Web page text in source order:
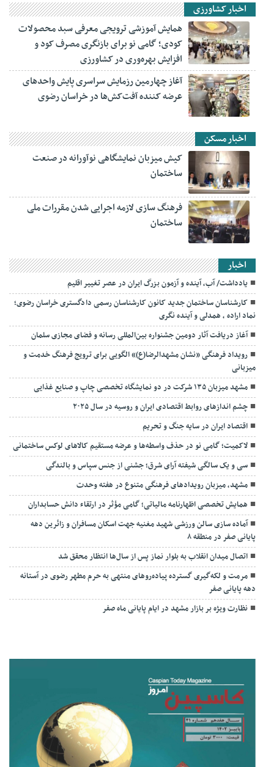
اخبار کشاورزی
همایش آموزشی ترویجی معرفی سبد محصولات
کودی؛ گامی نو برای بازنگری مصرف کود و
افزایش بهره‌وری در کشاورزی
آغاز چهارمین رزمایش سراسری پایش واحدهای
عرضه کننده آفت‌کش‌ها در خراسان رضوی
اخبار مسکن
کیش میزبان نمایشگاهی نوآورانه در صنعت
ساختمان
فرهنگ سازی لازمه اجرایی شدن مقررات ملی
ساختمان
اخبار
یادداشت/ آب، آینده و آزمون بزرگ ایران در عصر تغییر اقلیم
کارشناسان ساختمان جدید کانون کارشناسان رسمی دادگستری خراسان رضوی؛
نماد اراده ، همدلی و آینده نگری
آغاز دریافت آثار دومین جشنواره بین‌المللی رسانه و فضای مجازی سلمان
رویداد فرهنگی «نشان مشهدالرضا(ع)» الگویی برای ترویج فرهنگ خدمت و
میزبانی
مشهد میزبان ۱۳۵ شرکت در دو نمایشگاه تخصصی چاپ و صنایع غذایی
چشم اندازهای روابط اقتصادی ایران و روسیه در سال ۲۰۲۵
اقتصاد ایران در سایه جنگ و تحریم
لاکمیت؛ گامی نو در حذف واسطه‌ها و عرضه مستقیم کالاهای لوکس ساختمانی
سی و یک سالگی شیفته آرای شرق؛ جشنی از جنس سپاس و بالندگی
مشهد، میزبان رویدادهای فرهنگی متنوع در هفته وحدت
همایش تخصصی اظهارنامه مالیاتی؛ گامی مؤثر در ارتقاء دانش حسابداران
آماده سازی سالن ورزشی شهید مغنیه جهت اسکان مسافران و زائرین دهه
پایانی صفر در منطقه ۸
اتصال میدان انقلاب به بلوار نماز پس از سال‌ها انتظار محقق شد
مرمت و لکه‌گیری گسترده پیاده‌روهای منتهی به حرم مطهر رضوی در آستانه
دهه پایانی صفر
نظارت ویژه بر بازار مشهد در ایام پایانی ماه صفر